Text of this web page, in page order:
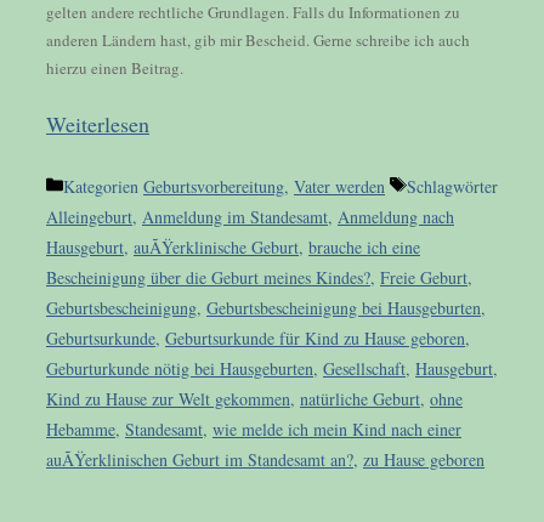
gelten andere rechtliche Grundlagen. Falls du Informationen zu
anderen Ländern hast, gib mir Bescheid. Gerne schreibe ich auch
hierzu einen Beitrag.
Weiterlesen
Kategorien Geburtsvorbereitung, Vater werden
Schlagwörter
Alleingeburt, Anmeldung im Standesamt, Anmeldung nach
Hausgeburt, auÃŸerklinische Geburt, brauche ich eine
Bescheinigung über die Geburt meines Kindes?, Freie Geburt,
Geburtsbescheinigung, Geburtsbescheinigung bei Hausgeburten,
Geburtsurkunde, Geburtsurkunde für Kind zu Hause geboren,
Geburturkunde nötig bei Hausgeburten, Gesellschaft, Hausgeburt,
Kind zu Hause zur Welt gekommen, natürliche Geburt, ohne
Hebamme, Standesamt, wie melde ich mein Kind nach einer
auÃŸerklinischen Geburt im Standesamt an?, zu Hause geboren